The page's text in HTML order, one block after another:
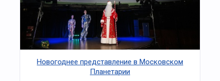
Новогоднее представление в Московском
Планетарии